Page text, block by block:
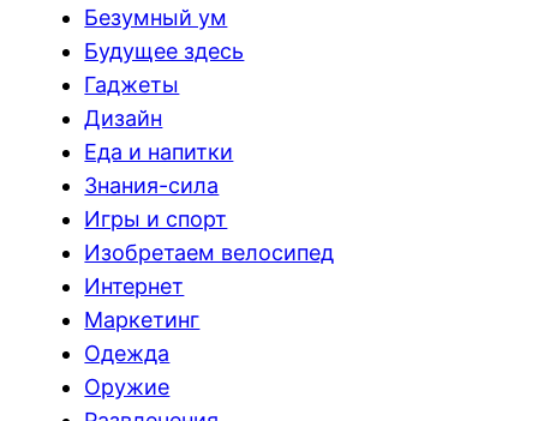
Безумный ум
Будущее здесь
Гаджеты
Дизайн
Еда и напитки
Знания-сила
Игры и спорт
Изобретаем велосипед
Интернет
Маркетинг
Одежда
Оружие